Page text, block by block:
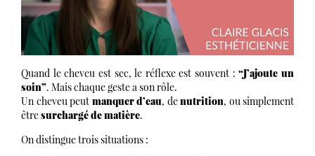
Quand le cheveu est sec, le réflexe est souvent :“J’ajoute un
soin”. Mais chaque geste a son rôle.
Un cheveu peut manquer d’eau, denutrition, ou simplement
êtresurchargé de matière.
On distingue trois situations :